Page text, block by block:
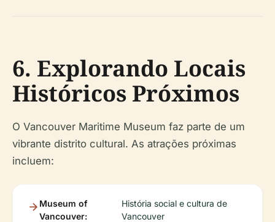
6. Explorando Locais
Históricos Próximos
O Vancouver Maritime Museum faz parte de um
vibrante distrito cultural. As atrações próximas
incluem:
Museum of
Vancouver:
História social e cultura de
Vancouver